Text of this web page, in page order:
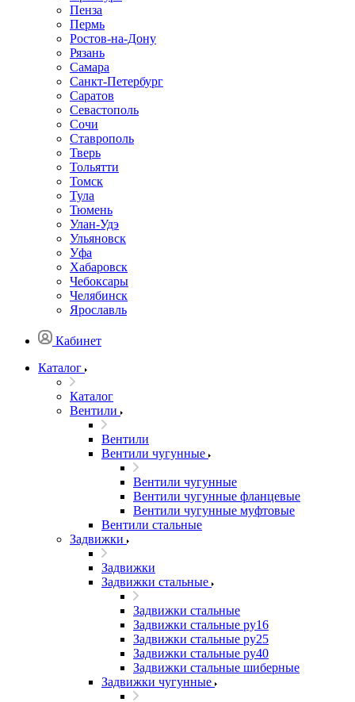
Пенза
Пермь
Ростов-на-Дону
Рязань
Самара
Санкт-Петербург
Саратов
Севастополь
Сочи
Ставрополь
Тверь
Тольятти
Томск
Тула
Тюмень
Улан-Удэ
Ульяновск
Уфа
Хабаровск
Чебоксары
Челябинск
Ярославль
Кабинет
Каталог
Каталог
Вентили
Вентили
Вентили чугунные
Вентили чугунные
Вентили чугунные фланцевые
Вентили чугунные муфтовые
Вентили стальные
Задвижки
Задвижки
Задвижки стальные
Задвижки стальные
Задвижки стальные ру16
Задвижки стальные ру25
Задвижки стальные ру40
Задвижки стальные шиберные
Задвижки чугунные